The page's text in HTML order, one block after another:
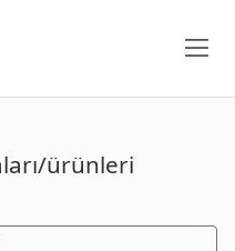
ürünleri